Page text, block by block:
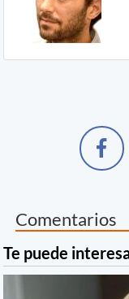
Comentarios